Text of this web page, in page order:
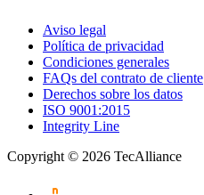
Aviso legal
Política de privacidad
Condiciones generales
FAQs del contrato de cliente
Derechos sobre los datos
ISO 9001:2015
Integrity Line
Copyright © 2026 TecAlliance